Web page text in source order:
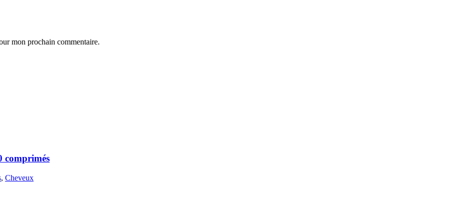
mon prochain commentaire.
comprimés
, Cheveux